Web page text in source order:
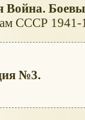
Война.
СССР 1941-
№3.